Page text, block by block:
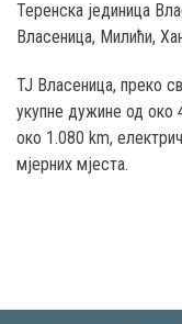
Теренска јединица
Власеница, Милићи,
ТЈ Власеница, преко
укупне дужине од
око 1.080 km,
мјерних мјеста.